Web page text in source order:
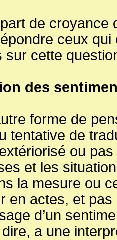
de croyance
ceux
sur cette
des
forme de
tentative de
ou
et les
la mesure ou
en actes, et
d’un
dire, a une